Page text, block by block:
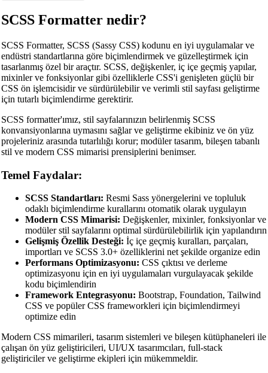
SCSS Formatter nedir?
SCSS Formatter, SCSS (Sassy CSS) kodunu en iyi uygulamalar ve
endüstri standartlarına göre biçimlendirmek ve güzelleştirmek için
tasarlanmış özel bir araçtır. SCSS, değişkenler, iç içe geçmiş yapılar,
mixinler ve fonksiyonlar gibi özelliklerle CSS'i genişleten güçlü bir
CSS ön işlemcisidir ve sürdürülebilir ve verimli stil sayfası geliştirme
için tutarlı biçimlendirme gerektirir.
SCSS formatter'ımız, stil sayfalarınızın belirlenmiş SCSS
konvansiyonlarına uymasını sağlar ve geliştirme ekibiniz ve ön yüz
projeleriniz arasında tutarlılığı korur; modüler tasarım, bileşen tabanlı
stil ve modern CSS mimarisi prensiplerini benimser.
Temel Faydalar:
SCSS Standartları: Resmi Sass yönergelerini ve topluluk
odaklı biçimlendirme kurallarını otomatik olarak uygulayın
Modern CSS Mimarisi: Değişkenler, mixinler, fonksiyonlar ve
modüler stil sayfalarını optimal sürdürülebilirlik için yapılandırın
Gelişmiş Özellik Desteği: İç içe geçmiş kuralları, parçaları,
importları ve SCSS 3.0+ özelliklerini net şekilde organize edin
Performans Optimizasyonu: CSS çıktısı ve derleme
optimizasyonu için en iyi uygulamaları vurgulayacak şekilde
kodu biçimlendirin
Framework Entegrasyonu: Bootstrap, Foundation, Tailwind
CSS ve popüler CSS frameworkleri için biçimlendirmeyi
optimize edin
Modern CSS mimarileri, tasarım sistemleri ve bileşen kütüphaneleri ile
çalışan ön yüz geliştiricileri, UI/UX tasarımcıları, full-stack
geliştiriciler ve geliştirme ekipleri için mükemmeldir.